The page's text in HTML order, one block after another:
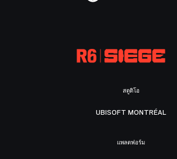
สตูดิโอ
UBISOFT MONTRÉAL
แพลตฟอร์ม